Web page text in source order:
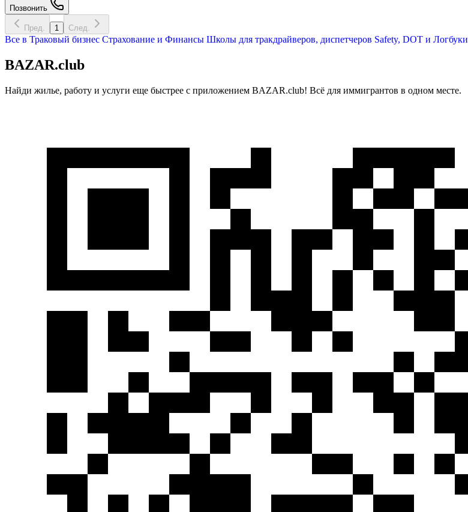
Позвонить
Пред. 1 След.
Все в Траковый бизнес Страхование и Финансы Школы для тракдрайверов, диспетчеров Safety, DOT и Логбуки
BAZAR.club
Найди жилье, работу и услуги еще быстрее с приложением BAZAR.club! Всё для иммигрантов в одном месте.